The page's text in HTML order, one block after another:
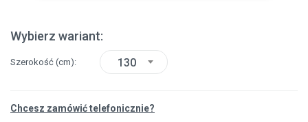
Wybierz wariant:
Szerokość (cm) 130
Chcesz zamówić telefonicznie?